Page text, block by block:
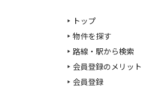
トップ
物件を探す
路線・駅から検索
会員登録のメリット
会員登録